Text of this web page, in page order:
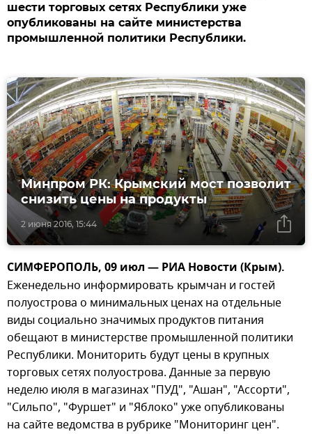
шести торговых сетях Республики уже
опубликованы на сайте министерства
промышленной политики Республики.
2 июня 2016, 15:44
Минпром РК: Крымский мост позволит
снизить цены на продукты
СИМФЕРОПОЛЬ, 09 июл — РИА Новости (Крым).
Еженедельно информировать крымчан и гостей
полуострова о минимальных ценах на отдельные
виды социально значимых продуктов питания
обещают в министерстве промышленной политики
Республики. Мониторить будут цены в крупных
торговых сетях полуострова. Данные за первую
неделю июля в магазинах "ПУД", "Ашан", "Ассорти",
"Сильпо", "Фуршет" и "Яблоко" уже опубликованы
на сайте ведомства в рубрике "Мониторинг цен".